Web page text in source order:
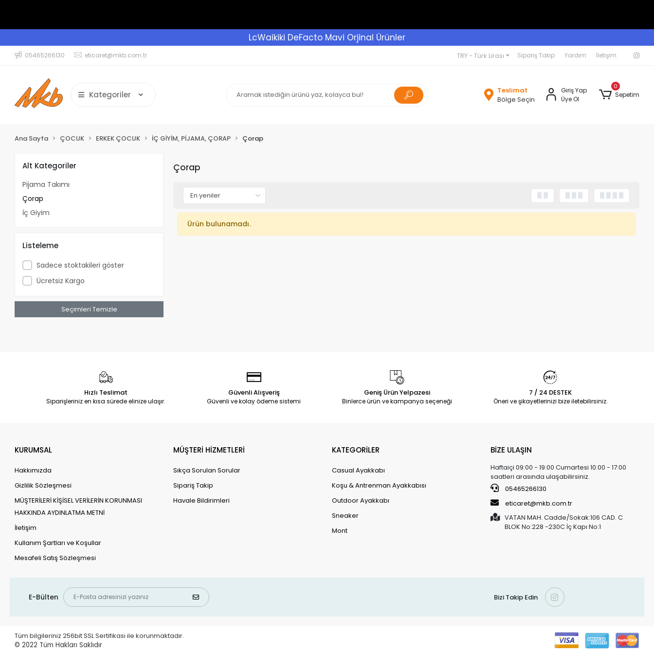
LcWaikiki DeFacto Mavi Orjinal Ürünler
05465266130 eticaret@mkb.com.tr TRY - Türk Lirası Sipariş Takip Yardım İletişim
Kategoriler
Teslimat
Bölge Seçin
Giriş Yap
Üye Ol
0
Sepetim
Ana Sayfa ÇOCUK ERKEK ÇOCUK İÇ GİYİM, PİJAMA, ÇORAP Çorap
Alt Kategoriler
Pijama Takımı
Çorap
İç Giyim
Listeleme
Sadece stoktakileri göster
Ücretsiz Kargo
Seçimleri Temizle
Çorap
Ürün bulunamadı.
Hızlı Teslimat
Siparişleriniz en kısa sürede elinize ulaşır.
Güvenli Alışveriş
Güvenli ve kolay ödeme sistemi
Geniş Ürün Yelpazesi
Binlerce ürün ve kampanya seçeneği
7 / 24 DESTEK
Öneri ve şikayetlerinizi bize iletebilirsiniz.
KURUMSAL
Hakkımızda
Gizlilik Sözleşmesi
MÜŞTERİLERİ KİŞİSEL VERİLERİN KORUNMASI
HAKKINDA AYDINLATMA METNİ
İletişim
Kullanım Şartları ve Koşullar
Mesafeli Satış Sözleşmesi
MÜŞTERİ HİZMETLERİ
Sıkça Sorulan Sorular
Sipariş Takip
Havale Bildirimleri
KATEGORİLER
Casual Ayakkabı
Koşu & Antrenman Ayakkabısı
Outdoor Ayakkabı
Sneaker
Mont
BİZE ULAŞIN
Haftaiçi 09:00 - 19:00 Cumartesi 10:00 - 17:00
saatleri arasında ulaşabilirsiniz.
05465266130
eticaret@mkb.com.tr
VATAN MAH. Cadde/Sokak:106 CAD. C
BLOK No:228 -230C İç Kapı No:1
E-Bülten Bizi Takip Edin
Tüm bilgileriniz 256bit SSL Sertifikası ile korunmaktadır.
© 2022 Tüm Hakları Saklıdır